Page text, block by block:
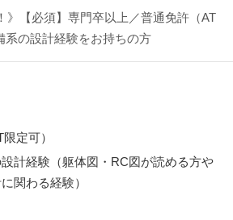
》【必須】専門卒以上／普通免許（AT
系の設計経験をお持ちの方
定可）
計経験（躯体図・RC図が読める方や
関わる経験）